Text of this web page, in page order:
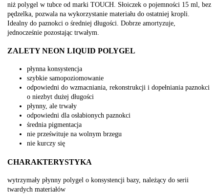
niż polygel w tubce od marki TOUCH. Słoiczek o pojemności 15 ml, bez
pędzelka, pozwala na wykorzystanie materiału do ostatniej kropli.
Idealny do paznokci o średniej długości. Dobrze amortyzuje,
jednocześnie pozostając trwałym.
ZALETY NEON LIQUID POLYGEL
płynna konsystencja
szybkie samopoziomowanie
odpowiedni do wzmacniania, rekonstrukcji i dopełniania paznokci
o niezbyt dużej długości
płynny, ale trwały
odpowiedni dla osłabionych paznokci
średnia pigmentacja
nie prześwituje na wolnym brzegu
nie kurczy się
CHARAKTERYSTYKA
wytrzymały płynny polygel o konsystencji bazy, należący do serii
twardych materiałów